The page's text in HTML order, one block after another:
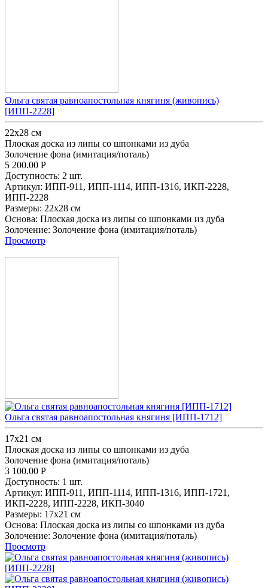
Ольга святая равноапостольная княгиня (живопись)
[ИПП-2228]
22х28 см
Плоская доска из липы со шпонками из дуба
Золочение фона (имитация/поталь)
5 200.00 Р
Доступность: 2 шт.
Артикул: ИПП-911, ИПП-1114, ИПП-1316, ИКП-2228,
ИПП-2228
Размеры: 22х28 см
Основа: Плоская доска из липы со шпонками из дуба
Золочение: Золочение фона (имитация/поталь)
Просмотр
Ольга святая равноапостольная княгиня [ИПП-1712]
17х21 см
Плоская доска из липы со шпонками из дуба
Золочение фона (имитация/поталь)
3 100.00 Р
Доступность: 1 шт.
Артикул: ИПП-911, ИПП-1114, ИПП-1316, ИПП-1721,
ИКП-2228, ИПП-2228, ИКП-3040
Размеры: 17х21 см
Основа: Плоская доска из липы со шпонками из дуба
Золочение: Золочение фона (имитация/поталь)
Просмотр